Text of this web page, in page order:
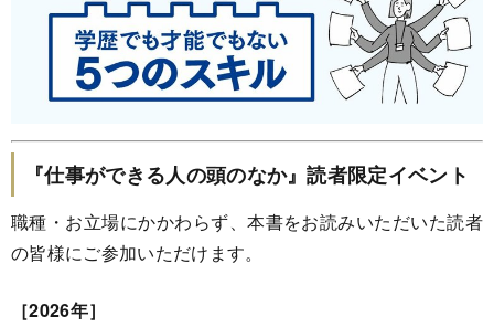
『仕事ができる人の頭のなか』読者限定イベント
職種・お立場にかかわらず、本書をお読みいただいた読者
の皆様にご参加いただけます。
［2026年］